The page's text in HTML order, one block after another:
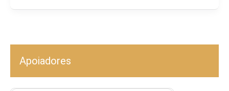
Apoiadores